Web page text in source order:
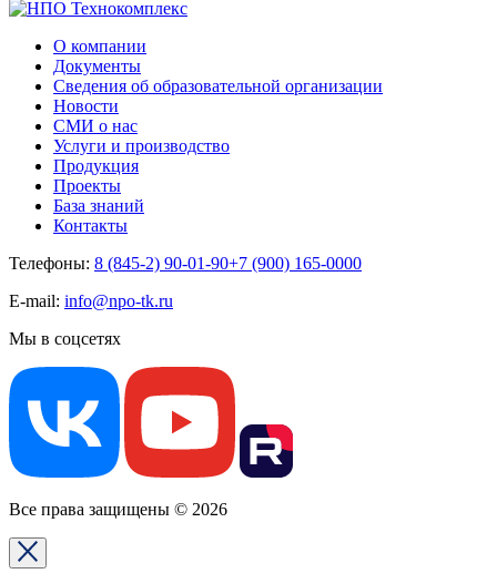
О компании
Документы
Сведения об образовательной организации
Новости
СМИ о нас
Услуги и производство
Продукция
Проекты
База знаний
Контакты
Телефоны: 8 (845-2) 90-01-90+7 (900) 165-0000
E-mail: info@npo-tk.ru
Мы в соцсетях
Все права защищены © 2026